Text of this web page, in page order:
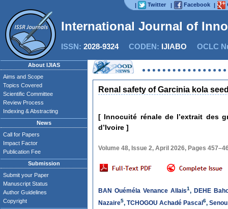
| Twitter | Facebook |
International Journal of
ISSN: 2028-9324CODEN: IJIABO OCLC
About IJIAS
Aims and Scope
Topics Covered
Scientific Committee
Review Process
Indexing & Abstracting
News
Call for Papers
Impact Factor
Publication Fee
Submission
Submit your Paper
Manuscript Status
Author Guidelines
Copyright
Renal safety of Garcinia kola
[ Innocuité rénale de l’extrait des
d’Ivoire ]
Volume 48, Issue 2, April 2026, Pages
BAN Ouéméla Venance Allais1, DEHE
Nazaire5, TCHOGOU Achadé Pascal 6,